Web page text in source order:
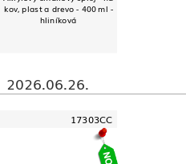
kov, plast a drevo - 400 ml -
hliníková
2026.06.26.
17303CC